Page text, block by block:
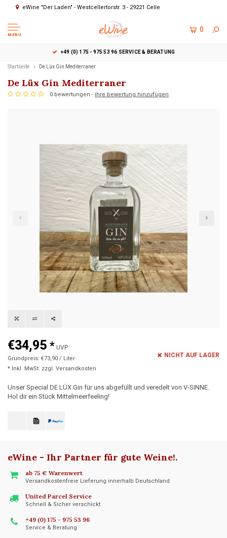
eWine "Der Laden" - Westcellertorstr. 3 - 29221 Celle
MENU
0
+49 (0) 175 - 975 53 96 SERVICE & BERATUNG
Startseite De Lüx Gin Mediterraner
De Lüx Gin Mediterraner
0 bewertungen - ihre bewertung hinzufügen
€34,95 * UVP
Grundpreis: €73,90 / Liter
* Inkl. MwSt. zzgl. Versandkosten
NICHT AUF LAGER
Unser Special DE LÜX Gin für uns abgefüllt und veredelt von V-SINNE.
Hol dir ein Stück Mittelmeerfeeling!
eWine - Ihr Partner für gute Weine!.
ab 75 € Warenwert
Versandkostenfreie Lieferung innerhalb Deutschland
United Parcel Service
Schnell & Sicher verschickt
+49 (0) 175 - 975 53 96
Service & Beratung